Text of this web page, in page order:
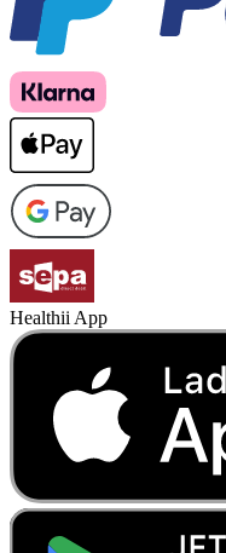
Healthii App